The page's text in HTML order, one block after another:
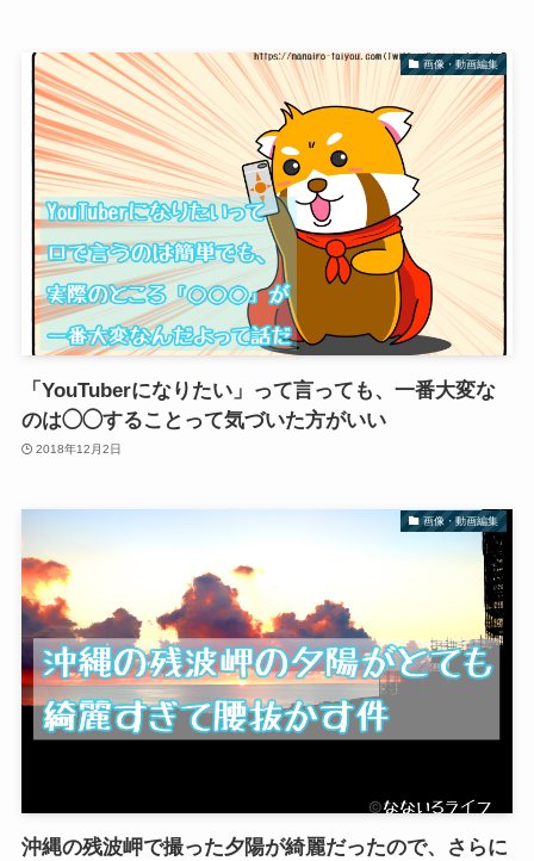
画像・動画編集
「YouTuberになりたい」って言っても、一番大変な
のは◯◯することって気づいた方がいい
2018年12月2日
画像・動画編集
沖縄の残波岬で撮った夕陽が綺麗だったので、さらに